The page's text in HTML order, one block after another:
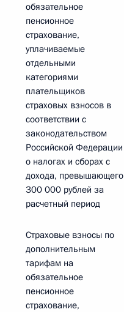
обязательное
пенсионное
страхование,
уплачиваемые
отдельными
категориями
плательщиков
страховых взносов в
соответствии с
законодательством
Российской Федерации
о налогах и сборах с
дохода, превышающего
300 000 рублей за
расчетный период
Страховые взносы по
дополнительным
тарифам на
обязательное
пенсионное
страхование,